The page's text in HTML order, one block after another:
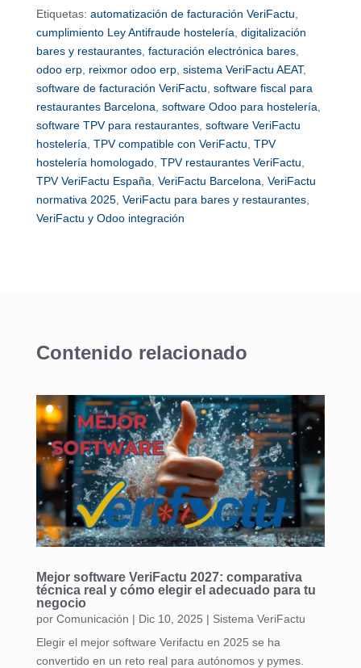
Etiquetas: automatización de facturación VeriFactu,
cumplimiento Ley Antifraude hostelería, digitalización
bares y restaurantes, facturación electrónica bares,
odoo erp, reixmor odoo erp, sistema VeriFactu AEAT,
software de facturación VeriFactu, software fiscal para
restaurantes Barcelona, software Odoo para hostelería,
software TPV para restaurantes, software VeriFactu
hostelería, TPV compatible con VeriFactu, TPV
hostelería homologado, TPV restaurantes VeriFactu,
TPV VeriFactu España, VeriFactu Barcelona, VeriFactu
normativa 2025, VeriFactu para bares y restaurantes,
VeriFactu y Odoo integración
Contenido relacionado
Mejor software VeriFactu 2027: comparativa
técnica real y cómo elegir el adecuado para tu
negocio
por Comunicación | Dic 10, 2025 | Sistema VeriFactu
Elegir el mejor software Verifactu en 2025 se ha
convertido en un reto real para autónomos y pymes.